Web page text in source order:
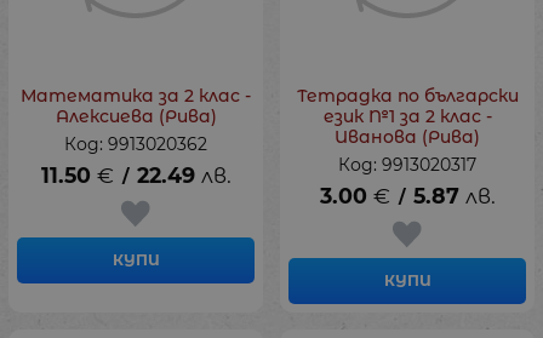
Математика за 2 клас -
Алексиева (Рива)
Код: 9913020362
11.50 € / 22.49 лв.
КУПИ
Тетрадка по български
език №1 за 2 клас -
Иванова (Рива)
Код: 9913020317
3.00 € / 5.87 лв.
КУПИ